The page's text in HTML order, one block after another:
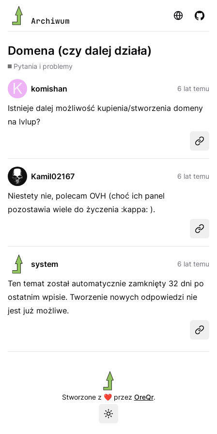
Archiwum Strona
Domena (czy dalej działa)
Pytania i problemy
komishan 6 lat temu
Istnieje dalej możliwość kupienia/stworzenia domeny
na lvlup?
Kamil02167 6 lat temu
Niestety nie, polecam OVH (choć ich panel
pozostawia wiele do życzenia :kappa: ).
system 6 lat temu
Ten temat został automatycznie zamknięty 32 dni po
ostatnim wpisie. Tworzenie nowych odpowiedzi nie
jest już możliwe.
Stworzone z ❤️ przez OreQr.
Przełącz motyw